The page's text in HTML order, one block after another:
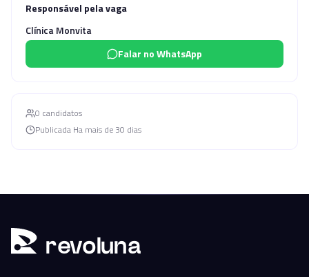
Responsável pela vaga
Clínica Monvita
Falar no WhatsApp
0 candidatos
Publicada Ha mais de 30 dias
revoluna